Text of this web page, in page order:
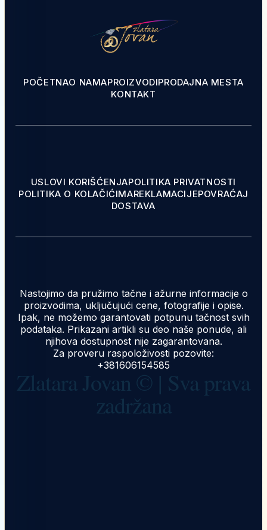
POČETNAO NAMAPROIZVODIPRODAJNA MESTA
KONTAKT
USLOVI KORIŠĆENJAPOLITIKA PRIVATNOSTI
POLITIKA O KOLAČIĆIMAREKLAMACIJEPOVRAĆAJ
DOSTAVA
Nastojimo da pružimo tačne i ažurne informacije o
proizvodima, uključujući cene, fotografije i opise.
Ipak, ne možemo garantovati potpunu tačnost svih
podataka. Prikazani artikli su deo naše ponude, ali
njihova dostupnost nije zagarantovana.
Za proveru raspoloživosti pozovite:
+381606154585
Zlatara Jovan © | Sva prava
zadržana